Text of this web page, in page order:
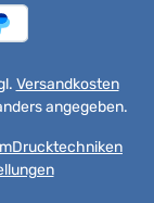
Versandkosten
angegeben.
Drucktechniken